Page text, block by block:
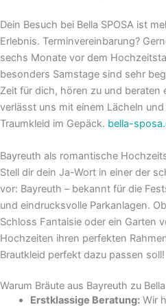
Dein Besuch bei Bella SPOSA ist
Erlebnis. Terminvereinbarung?
sechs Monate vor dem
besonders Samstage sind sehr
Zeit für dich, hören zu und beraten
verlässt uns mit einem Lächeln
Traumkleid im Gepäck. bella-
Bayreuth als romantische
Stell dir dein Ja-Wort in einer der
vor: Bayreuth – bekannt für die
und eindrucksvolle Parkanlagen.
Schloss Fantaisie oder ein Garten
Hochzeiten ihren perfekten
Brautkleid perfekt dazu passen soll!
Warum Bräute aus Bayreuth zu
Erstklassige Beratung:Wir